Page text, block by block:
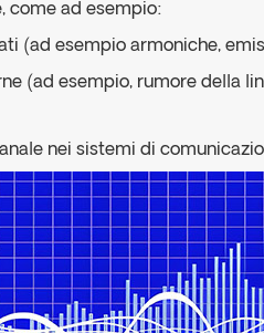
come ad esempio:
(ad esempio armoniche,
(ad esempio, rumore della
nei sistemi di